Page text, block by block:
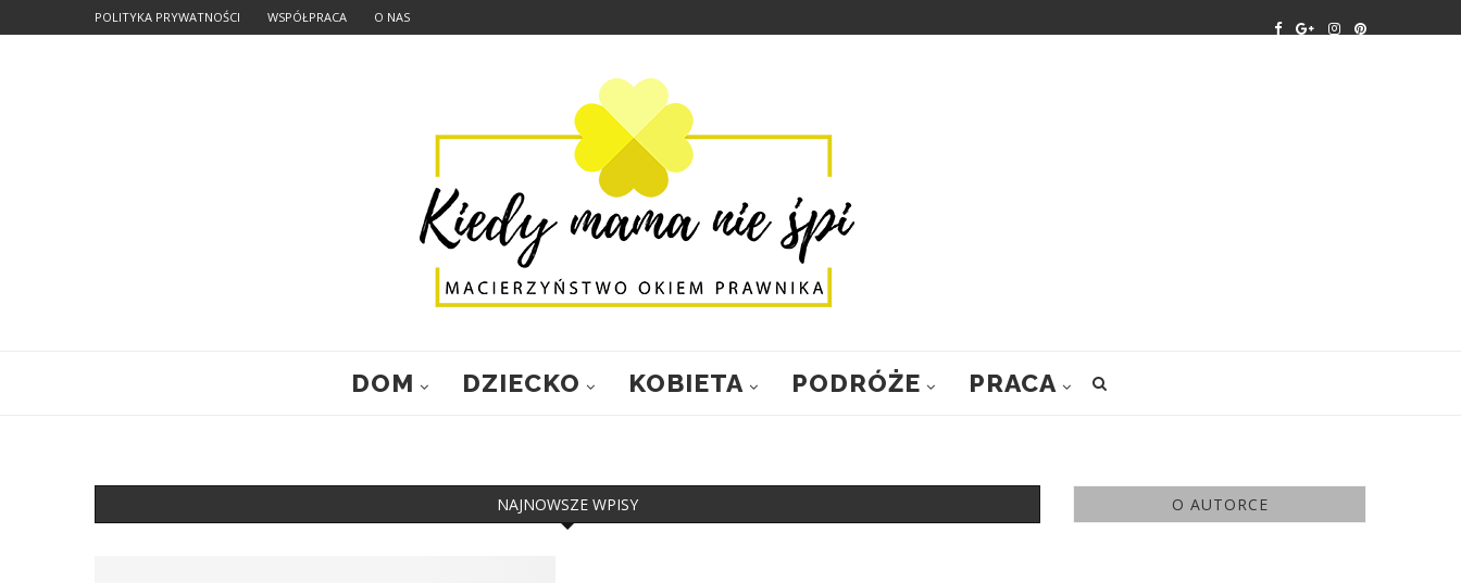
POLITYKA PRYWATNOŚCI WSPÓŁPRACA O NAS
DOM DZIECKO KOBIETA PODRÓŻE PRACA
NAJNOWSZE WPISY O AUTORCE